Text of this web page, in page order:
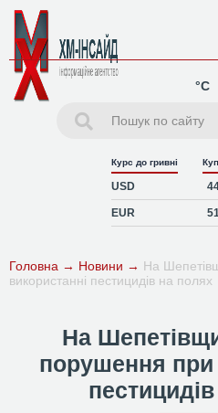
°C
Курс до гривні
USD
EUR
Головна → Новини → На
використанні пестицидів на полях
На
порушення при